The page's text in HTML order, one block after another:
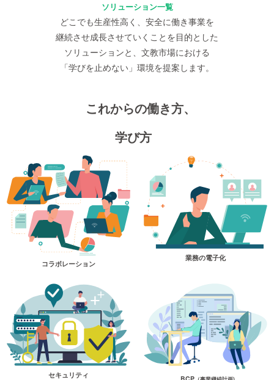
ソリューション一覧
どこでも生産性高く、安全に働き事業を​
継続させ成長させていくことを目的とした​
ソリューションと、​ 文教市場における​
「学びを止めない」環境を提案します。
これからの働き方、​
学び方​
コラボレーション
業務の電子化
セキュリティ